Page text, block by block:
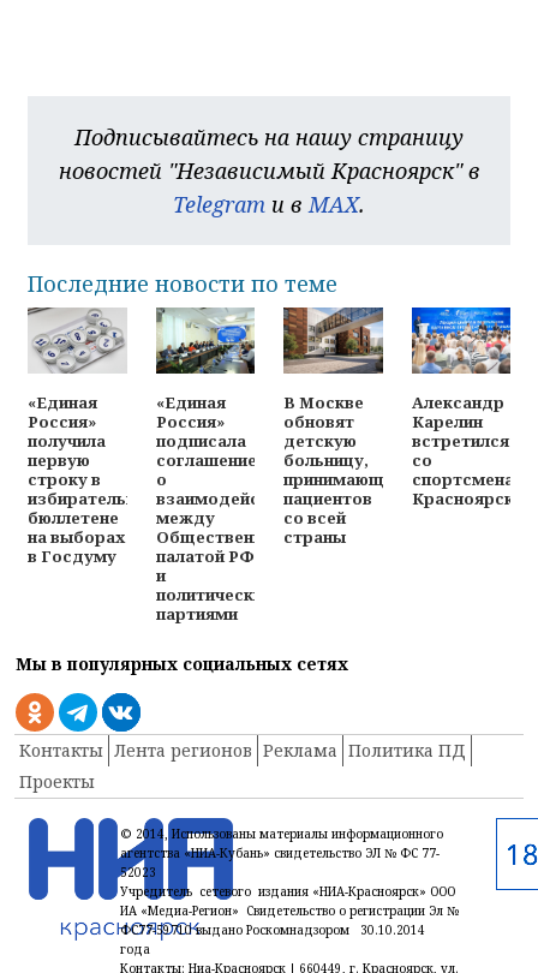
Подписывайтесь на нашу страницу
новостей "Независимый Красноярск" в
Telegram и вMAX.
Последние новости по теме
«Единая
Россия»
получила
первую
строку в
избирательном
бюллетене
на выборах
в Госдуму
«Единая
Россия»
подписала
соглашение
о
взаимодействии
между
Общественной
палатой РФ
и
политическими
партиями
В Москве
обновят
детскую
больницу,
принимающую
пациентов
со всей
страны
Александр
Карелин
встретился
со
спортсменами
Красноярска
Мы в популярных социальных сетях
Контакты Лента регионов Реклама Политика ПД
Проекты
© 2014, Использованы материалы информационного
агентства «НИА-Кубань» свидетельство ЭЛ № ФС 77-
52023
Учредитель сетевого издания «НИА-Красноярск» ООО
ИА «Медиа-Регион» Свидетельство о регистрации Эл №
ФС77-59710 выдано Роскомнадзором 30.10.2014
года
Контакты: Ниа-Красноярск | 660449, г. Красноярск, ул.